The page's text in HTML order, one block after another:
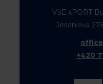
VŠE xPORT
Jeseniova
+420